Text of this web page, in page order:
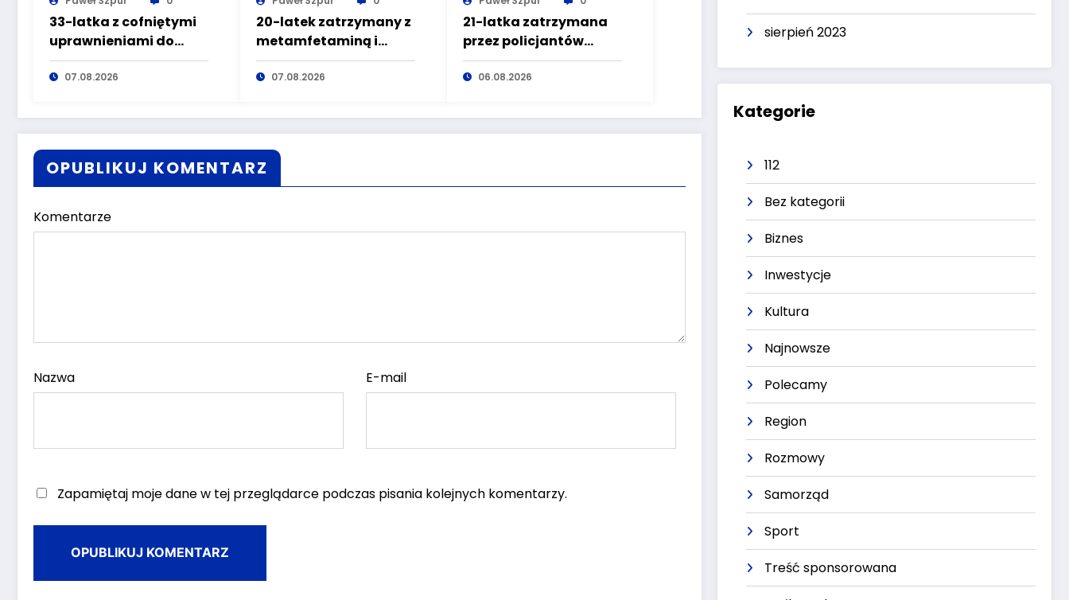
33-latka z cofniętymi
uprawnieniami do
kierowania pojazdami
wyeliminowana z
07.08.2026
20-latek zatrzymany z
metamfetaminą i
marihuaną przez
głuszyckich
07.08.2026
21-latka zatrzymana
przez policjantów
kryminalnych
pierwszego
kradzieże sklepowe
06.08.2026
OPUBLIKUJ KOMENTARZ
Komentarze
Nazwa E-mail
Zapamiętaj moje dane w tej przeglądarce podczas pisania kolejnych komentarzy.
sierpień 2023
Kategorie
112
Bez kategorii
Biznes
Inwestycje
Kultura
Najnowsze
Polecamy
Region
Rozmowy
Samorząd
Sport
Treść sponsorowana